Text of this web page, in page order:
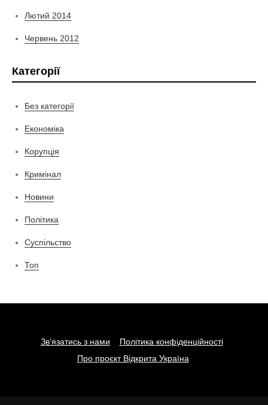
Лютий 2014
Червень 2012
Категорії
Без категорії
Економіка
Корупція
Кримінал
Новини
Політика
Суспільство
Топ
Зв’язатись з нами
Політика конфіденційності
Про проєкт Відкрита Україна